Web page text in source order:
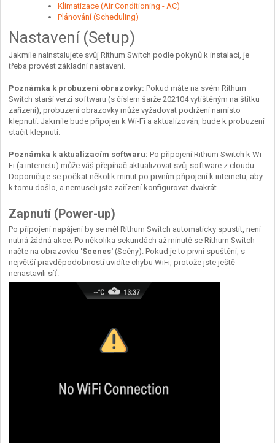
Klimatizace (Air Conditioning - AC)
Plánování (Scheduling)
Nastavení (Setup)
Jakmile nainstalujete svůj Rithum Switch podle pokynů k instalaci, je
třeba provést základní nastavení.
Poznámka k probuzení obrazovky: Pokud máte na svém Rithum
Switch starší verzi softwaru (s číslem šarže 202104 vytištěným na štítku
zařízení), probuzení obrazovky může vyžadovat podržení namísto
klepnutí. Jakmile bude připojen k Wi-Fi a aktualizován, bude k probuzení
stačit klepnutí.
Poznámka k aktualizacím softwaru: Po připojení Rithum Switch k Wi-
Fi (a internetu) může váš přepínač aktualizovat svůj software z cloudu.
Doporučuje se počkat několik minut po prvním připojení k internetu, aby
k tomu došlo, a nemuseli jste zařízení konfigurovat dvakrát.
Zapnutí (Power-up)
Po připojení napájení by se měl Rithum Switch automaticky spustit, není
nutná žádná akce. Po několika sekundách až minutě se Rithum Switch
načte na obrazovku 'Scenes' (Scény). Pokud je to první spuštění, s
největší pravděpodobností uvidíte chybu WiFi, protože jste ještě
nenastavili síť.